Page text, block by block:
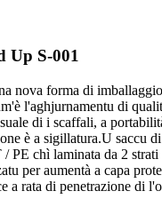
Up S-001
nova forma di
l'aghjurnamentu di
di i scaffali, a
è a sigillatura.U saccu
PE chì laminata da 2 strati
per aumentà a capa
a rata di penetrazione di